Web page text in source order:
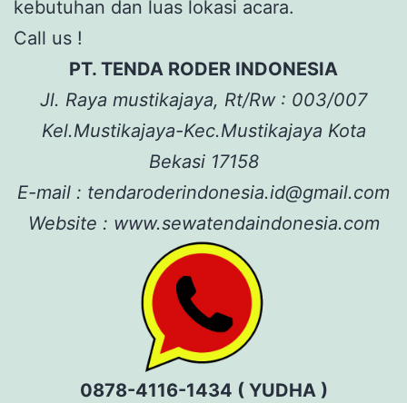
kebutuhan dan luas lokasi acara.
Call us !
PT. TENDA RODER INDONESIA
Jl. Raya mustikajaya, Rt/Rw : 003/007
Kel.Mustikajaya-Kec.Mustikajaya Kota
Bekasi 17158
E-mail : tendaroderindonesia.id@gmail.com
Website : www.sewatendaindonesia.com
0878-4116-1434 ( YUDHA )